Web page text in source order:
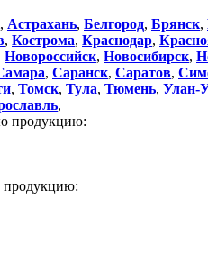
, Астрахань, Белгород, Брянск,
, Кострома, Краснодар,
Новороссийск, Новосибирск,
, Саранск, Саратов,
, Томск, Тула, Тюмень, Улан-
,
продукцию:
продукцию: